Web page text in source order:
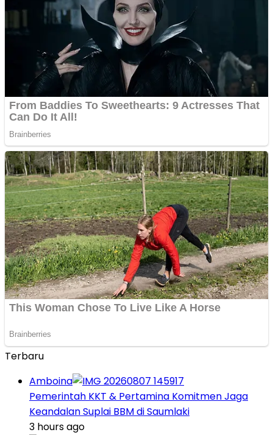
Terbaru
Amboina
Pemerintah KKT & Pertamina Komitmen Jaga
Keandalan Suplai BBM di Saumlaki
3 hours ago